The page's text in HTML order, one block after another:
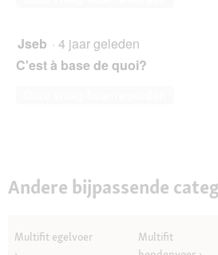
Jseb · 4 jaar geleden
C'est à base de quoi?
Andere bijpassende
Multifit egelvoer
Multifit